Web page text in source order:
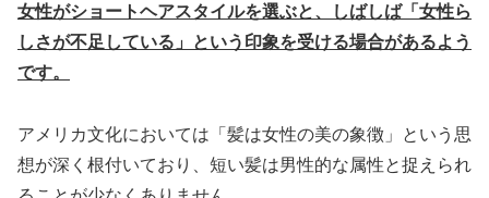
女性がショートヘアスタイルを選ぶと、しばしば「女性ら
しさが不足している」という印象を受ける場合があるよう
です。
アメリカ文化においては「髪は女性の美の象徴」という思
想が深く根付いており、短い髪は男性的な属性と捉えられ